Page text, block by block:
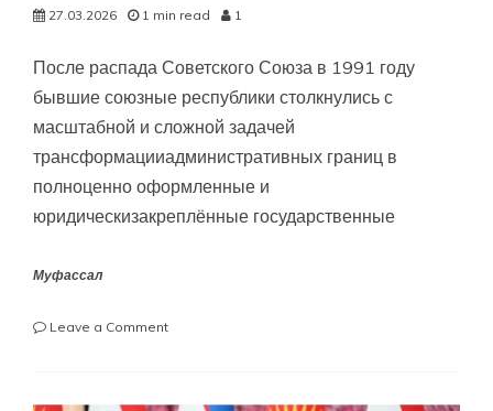
27.03.2026 1 min read 1
После распада Советского Союза в 1991 году
бывшие союзные республики столкнулись с
масштабной и сложной задачей
трансформацииадминистративных границ в
полноценно оформленные и
юридическизакреплённые государственные
Муфассал
Leave a Commenton